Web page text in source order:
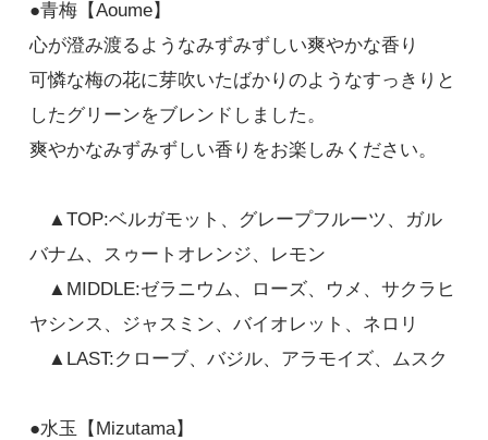
●青梅【Aoume】
心が澄み渡るようなみずみずしい爽やかな香り
可憐な梅の花に芽吹いたばかりのようなすっきりと
したグリーンをブレンドしました。
爽やかなみずみずしい香りをお楽しみください。
▲TOP:ベルガモット、グレープフルーツ、ガル
バナム、スゥートオレンジ、レモン
▲MIDDLE:ゼラニウム、ローズ、ウメ、サクラヒ
ヤシンス、ジャスミン、バイオレット、ネロリ
▲LAST:クローブ、バジル、アラモイズ、ムスク
●水玉【Mizutama】
1,320円(税込)
SOLD OUT
SOLD OUT